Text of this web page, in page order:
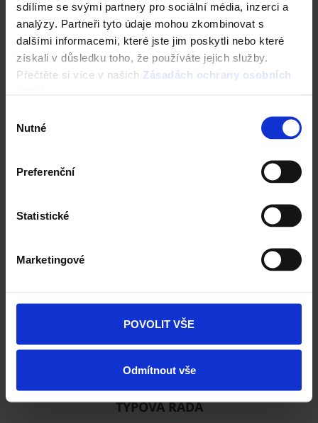
sdílíme se svými partnery pro sociální média, inzerci a
analýzy. Partneři tyto údaje mohou zkombinovat s
dalšími informacemi, které jste jim poskytli nebo které
získali v důsledku toho, že používáte jejich služby.
Přečtěte si více v našich Zásadách ochrany osobních
souhlasu
Nutné
Preferenční
Statistické
Marketingové
POVOLIT VŠE
Odmítnout vše
Vezměte stavbu do vlastních rukou. Online.
Vyzkoušejte ZDARMA návrh domu za 5 minut
Cena domu v reálném čase
3D vizualizace
Cihly Porotherm
Vnějsí nosné zdivo
Vnitřní nosné zdivo
Vnitřní nenosné příčky
TYPOVÁ ŘADA